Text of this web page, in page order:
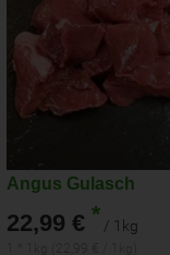
Angus Gulasch
22,99 € * / 1kg